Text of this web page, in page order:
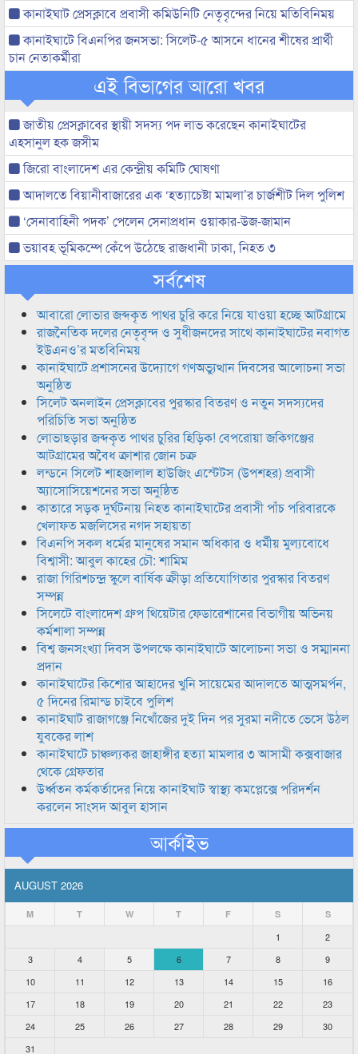
কানাইঘাট প্রেসক্লাবে প্রবাসী কমিউনিটি নেতৃবৃন্দের নিয়ে মতিবিনিময়
কানাইঘাটে বিএনপির জনসভা: সিলেট-৫ আসনে ধানের শীষের প্রার্থী
চান নেতাকর্মীরা
এই বিভাগের আরো খবর
জাতীয় প্রেসক্লাবের স্থায়ী সদস্য পদ লাভ করেছেন কানাইঘাটের
এহসানুল হক জসীম
জিরো বাংলাদেশ এর কেন্দ্রীয় কমিটি ঘোষণা
আদালতে বিয়ানীবাজারের এক ‘হত্যাচেষ্টা মামলা’র চার্জশীট দিল পুলিশ
‘সেনাবাহিনী পদক’ পেলেন সেনাপ্রধান ওয়াকার-উজ-জামান
ভয়াবহ ভূমিকম্পে কেঁপে উঠেছে রাজধানী ঢাকা, নিহত ৩
সর্বশেষ
আবারো লোভার জব্দকৃত পাথর চুরি করে নিয়ে যাওয়া হচ্ছে আটগ্রামে
রাজনৈতিক দলের নেতৃবৃন্দ ও সুধীজনদের সাথে কানাইঘাটের নবাগত
ইউএনও’র মতবিনিময়
কানাইঘাটে প্রশাসনের উদ্যোগে গণঅভ্যুত্থান দিবসের আলোচনা সভা
অনুষ্ঠিত
সিলেট অনলাইন প্রেসক্লাবের পুরস্কার বিতরণ ও নতুন সদস্যদের
পরিচিতি সভা অনুষ্ঠিত
লোভাছড়ার জব্দকৃত পাথর চুরির হিড়িক! বেপরোয়া জকিগঞ্জের
আটগ্রামের অবৈধ ক্রাশার জোন চক্র
লন্ডনে সিলেট শাহজালাল হাউজিং এস্টেটস (উপশহর) প্রবাসী
অ্যাসোসিয়েশনের সভা অনুষ্ঠিত
কাতারে সড়ক দুর্ঘটনায় নিহত কানাইঘাটের প্রবাসী পাঁচ পরিবারকে
খেলাফত মজলিসের নগদ সহায়তা
বিএনপি সকল ধর্মের মানুষের সমান অধিকার ও ধর্মীয় মুল্যবোধে
বিশ্বাসী: আবুল কাহের চৌ: শামিম
রাজা গিরিশচন্দ্র স্কুলে বার্ষিক ক্রীড়া প্রতিযোগিতার পুরস্কার বিতরণ
সম্পন্ন
সিলেটে বাংলাদেশ গ্রুপ থিয়েটার ফেডারেশানের বিভাগীয় অভিনয়
কর্মশালা সম্পন্ন
বিশ্ব জনসংখ্যা দিবস উপলক্ষে কানাইঘাটে আলোচনা সভা ও সম্মাননা
প্রদান
কানাইঘাটের কিশোর আহাদের খুনি সায়েমের আদালতে আত্মসমর্পন,
৫ দিনের রিমান্ড চাইবে পুলিশ
কানাইঘাট রাজাগঞ্জে নিখোঁজের দুই দিন পর সুরমা নদীতে ভেসে উঠল
যুবকের লাশ
কানাইঘাটে চাঞ্চল্যকর জাহাঙ্গীর হত্যা মামলার ৩ আসামী কক্সবাজার
থেকে গ্রেফতার
উর্ধ্বতন কর্মকর্তাদের নিয়ে কানাইঘাট স্বাস্থ্য কমপ্লেক্সে পরিদর্শন
করলেন সাংসদ আবুল হাসান
আর্কাইভ
AUGUST 2026
M T W T F S S
1
2
3
4 5 6 7 8
9
10
11 12 13 14 15
16
17
18 19 20 21 22
23
24
25 26 27 28 29
30
31